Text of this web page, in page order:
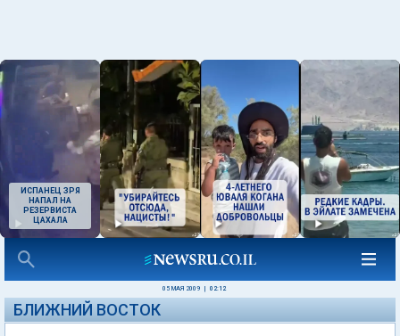
ИСПАНЕЦ ЗРЯ
НАПАЛ НА
РЕЗЕРВИСТА
ЦАХАЛА
05 МАЯ 2009 02:12
БЛИЖНИЙ ВОСТОК